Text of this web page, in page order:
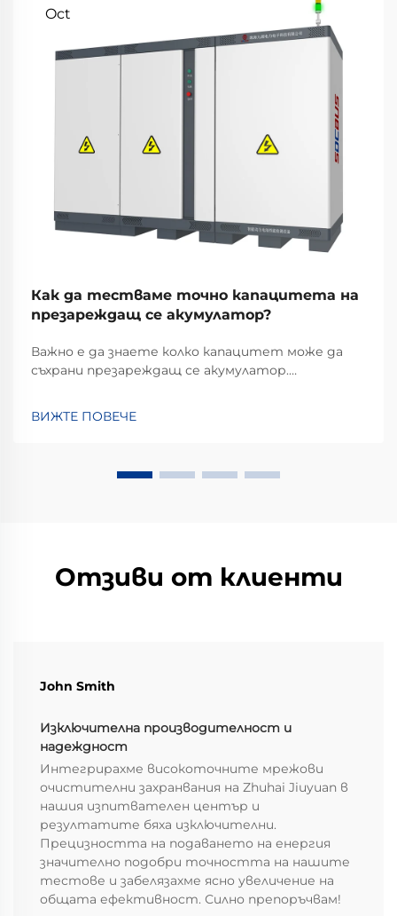
Oct
Как да тестваме точно капацитета на
презареждащ се акумулатор?
Важно е да знаете колко капацитет може да
съхрани презареждащ се акумулатор.
затова определянето на точното количество
значение. Това също ви показва колко...
ВИЖТЕ ПОВЕЧЕ
Отзиви от клиенти
John Smith
Изключителна производителност и
надеждност
Интегрирахме високоточните мрежови
очистителни захранвания на Zhuhai Jiuyuan в
нашия изпитвателен център и
резултатите бяха изключителни.
Прецизността на подаването на енергия
значително подобри точността на нашите
тестове и забелязахме ясно увеличение на
общата ефективност. Силно препоръчвам!